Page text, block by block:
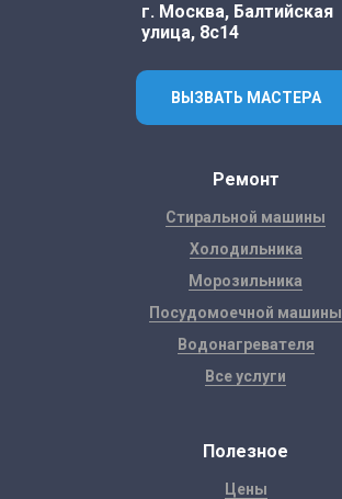
г. Москва, Балтийская
улица, 8с14
ВЫЗВАТЬ МАСТЕРА
Ремонт
Стиральной машины
Холодильника
Морозильника
Посудомоечной машины
Водонагревателя
Все услуги
Полезное
Цены